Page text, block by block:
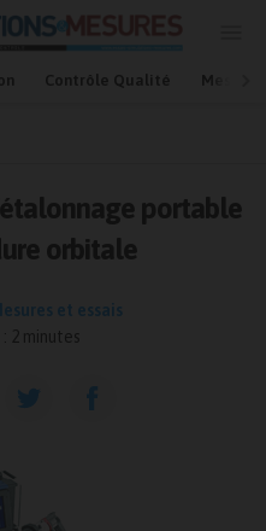
Contrôle Qualité Mesures
portable
orbitale
et essais
2 minutes